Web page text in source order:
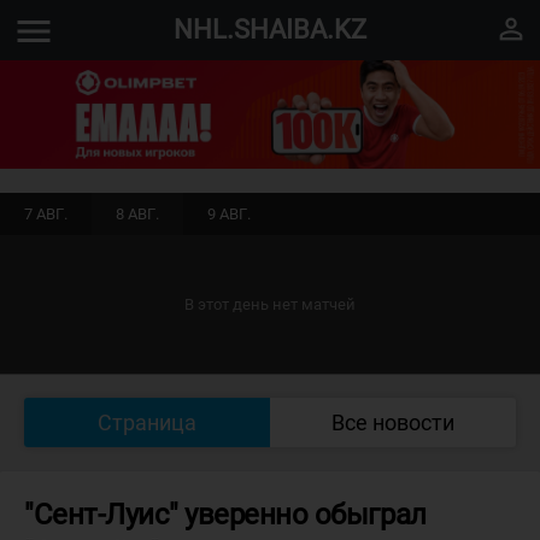
menu NHL.SHAIBA.KZ perm_identity
7 АВГ. 8 АВГ. 9 АВГ.
В этот день нет матчей
Страница Все новости
"Сент-Луис" уверенно обыграл